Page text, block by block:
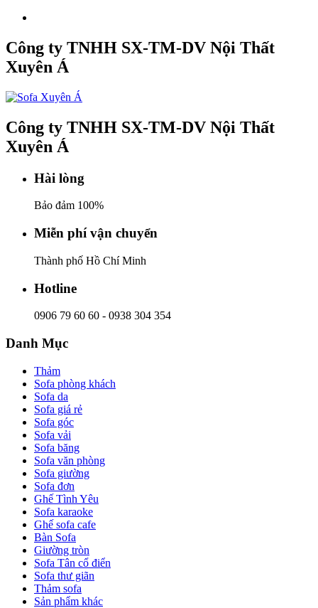
Công ty TNHH SX-TM-DV Nội Thất
Xuyên Á
Công ty TNHH SX-TM-DV Nội Thất
Xuyên Á
Hài lòng
Bảo đảm 100%
Miễn phí vận chuyển
Thành phố Hồ Chí Minh
Hotline
0906 79 60 60 - 0938 304 354
Danh Mục
Thảm
Sofa phòng khách
Sofa da
Sofa giá rẻ
Sofa góc
Sofa vải
Sofa băng
Sofa văn phòng
Sofa giường
Sofa đơn
Ghế Tình Yêu
Sofa karaoke
Ghế sofa cafe
Bàn Sofa
Giường tròn
Sofa Tân cổ điển
Sofa thư giãn
Thảm sofa
Sản phẩm khác